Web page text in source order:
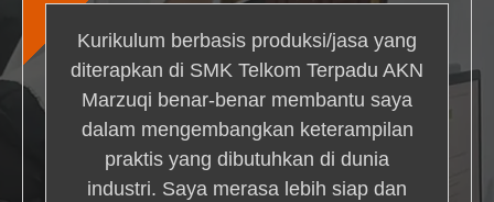
Kurikulum berbasis produksi/jasa yang
diterapkan di SMK Telkom Terpadu AKN
Marzuqi benar-benar membantu saya
dalam mengembangkan keterampilan
praktis yang dibutuhkan di dunia
industri. Saya merasa lebih siap dan